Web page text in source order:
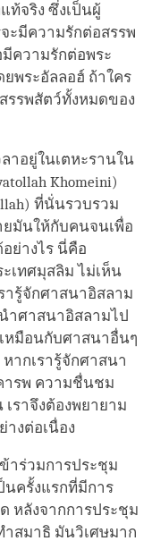
ท้จริง ซึ่งเป็นผู้
ะมีความรักต่อสรรพ
ความรักต่อพระ
พระอัลลอฮ์ ถ้าใคร
รรพสัตว์ทั้งหมดของ
าอยู่ในเตหะรานใน
Khomeini)
ที่นั่นรวบรวม
ยมันให้กับคนจนเพื่อ
ย่างไร นี่คือ
เทศมุสลิม ไม่เห็น
ารู้จักศาสนาอิสลาม
ำศาสนาอิสลามไป
หมือนกับศาสนาอื่นๆ
ากเรารู้จักศาสนา
ารพ ความชื่นชม
ราจึงต้องพยายาม
างต่อเนื่อง
าร่วมการประชุม
ครั้งแรกที่มีการ
หลังจากการประชุม
ำสมาธิ มันวิเศษมาก